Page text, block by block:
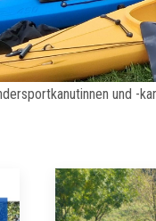
und -